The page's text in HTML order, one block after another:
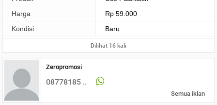
Harga
Rp 59.000
Kondisi
Baru
Dilihat 16 kali
Zeropromosi
08778185 ..
Semua iklan